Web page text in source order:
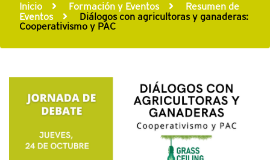
Inicio Formación y Eventos
Resumen de
Eventos
Diálogos con agricultoras y ganaderas:
Cooperativismo y PAC